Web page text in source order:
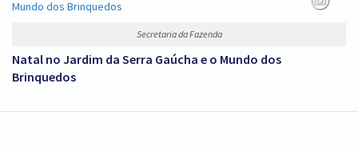
Secretaria da Fazenda
Natal no Jardim da Serra Gaúcha e o Mundo dos
Brinquedos